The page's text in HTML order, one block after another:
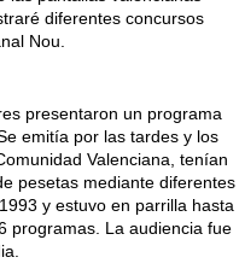
diferentes concursos
Nou.
presentaron un programa
emitía por las tardes y los
Valenciana, tenían
pesetas mediante diferentes
y estuvo en parrilla hasta
programas. La audiencia fue